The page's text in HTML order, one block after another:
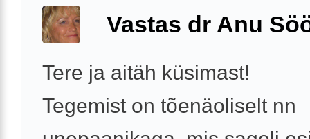
Vastas dr Anu
Tere ja aitäh küsimast!
Tegemist on tõenäoliselt nn